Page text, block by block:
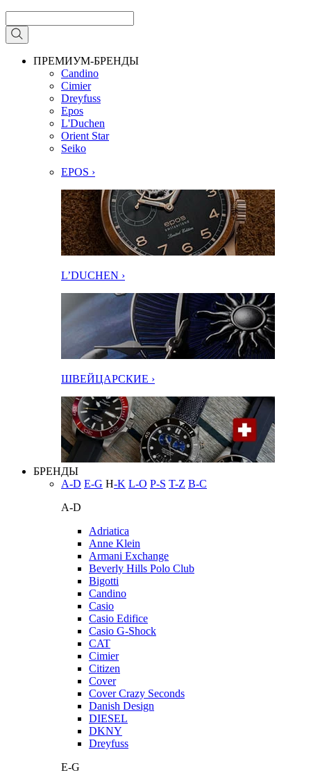
ПРЕМИУМ-БРЕНДЫ
Candino
Cimier
Dreyfuss
Epos
L'Duchen
Orient Star
Seiko
EPOS ›
L’DUCHEN ›
ШВЕЙЦАРСКИЕ ›
БРЕНДЫ
A-D E-G H-K L-O P-S T-Z В-С
A-D
Adriatica
Anne Klein
Armani Exchange
Beverly Hills Polo Club
Bigotti
Candino
Casio
Casio Edifice
Casio G-Shock
CAT
Cimier
Citizen
Cover
Cover Crazy Seconds
Danish Design
DIESEL
DKNY
Dreyfuss
E-G